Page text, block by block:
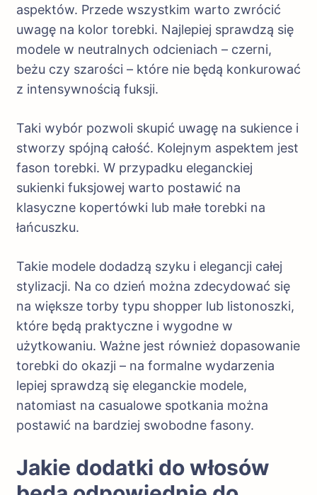
aspektów. Przede wszystkim warto zwrócić
uwagę na kolor torebki. Najlepiej sprawdzą się
modele w neutralnych odcieniach – czerni,
beżu czy szarości – które nie będą konkurować
z intensywnością fuksji.
Taki wybór pozwoli skupić uwagę na sukience i
stworzy spójną całość. Kolejnym aspektem jest
fason torebki. W przypadku eleganckiej
sukienki fuksjowej warto postawić na
klasyczne kopertówki lub małe torebki na
łańcuszku.
Takie modele dodadzą szyku i elegancji całej
stylizacji. Na co dzień można zdecydować się
na większe torby typu shopper lub listonoszki,
które będą praktyczne i wygodne w
użytkowaniu. Ważne jest również dopasowanie
torebki do okazji – na formalne wydarzenia
lepiej sprawdzą się eleganckie modele,
natomiast na casualowe spotkania można
postawić na bardziej swobodne fasony.
Jakie dodatki do włosów